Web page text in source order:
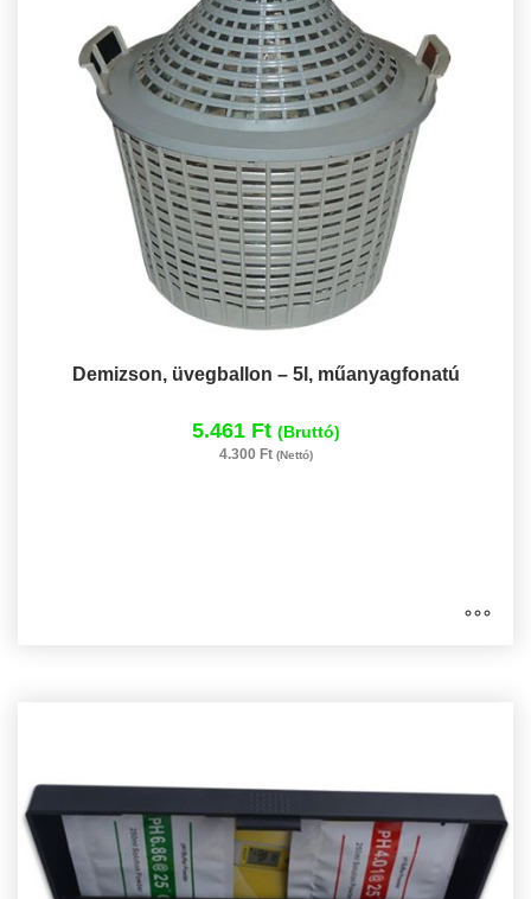
Demizson, üvegballon – 5l, műanyagfonatú
5.461 Ft (Bruttó)
4.300 Ft (Nettó)